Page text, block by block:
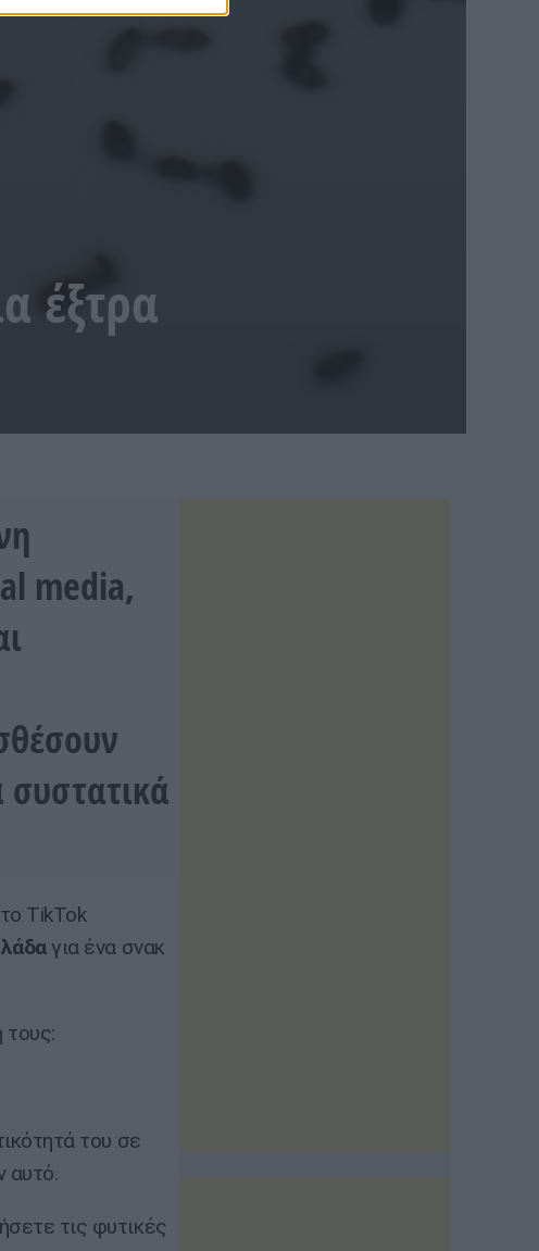
έξτρα
media,
TikTok
για ένα σνακ
τους:
του σε
αυτό.
τις φυτικές